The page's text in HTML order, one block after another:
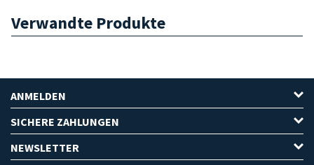
Verwandte Produkte
ANMELDEN
SICHERE ZAHLUNGEN
NEWSLETTER